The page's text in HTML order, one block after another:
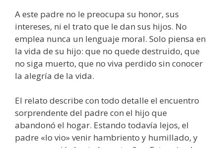
A este padre no le preocupa su honor, sus
intereses, ni el trato que le dan sus hijos. No
emplea nunca un lenguaje moral. Solo piensa en
la vida de su hijo: que no quede destruido, que
no siga muerto, que no viva perdido sin conocer
la alegría de la vida.
El relato describe con todo detalle el encuentro
sorprendente del padre con el hijo que
abandonó el hogar. Estando todavía lejos, el
padre «lo vio» venir hambriento y humillado, y